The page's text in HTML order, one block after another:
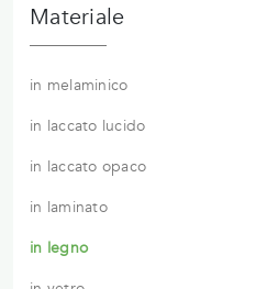
Materiale
in melaminico
in laccato lucido
in laccato opaco
in laminato
in legno